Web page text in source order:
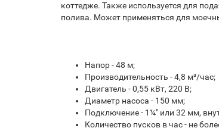
коттедже. Также используется для
полива. Может применяться для
Напор - 48 м;
Производительность - 4,8 м³/час;
Двигатель - 0,55 кВт, 220 В;
Диаметр насоса - 150 мм;
Подключение - 1¼" или 32 мм,
Количество пусков в час - не